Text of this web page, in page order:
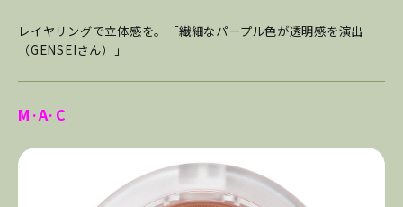
レイヤリングで立体感を。「繊細なパープル色が透明感を演出
（GENSEIさん）」
M·A·C